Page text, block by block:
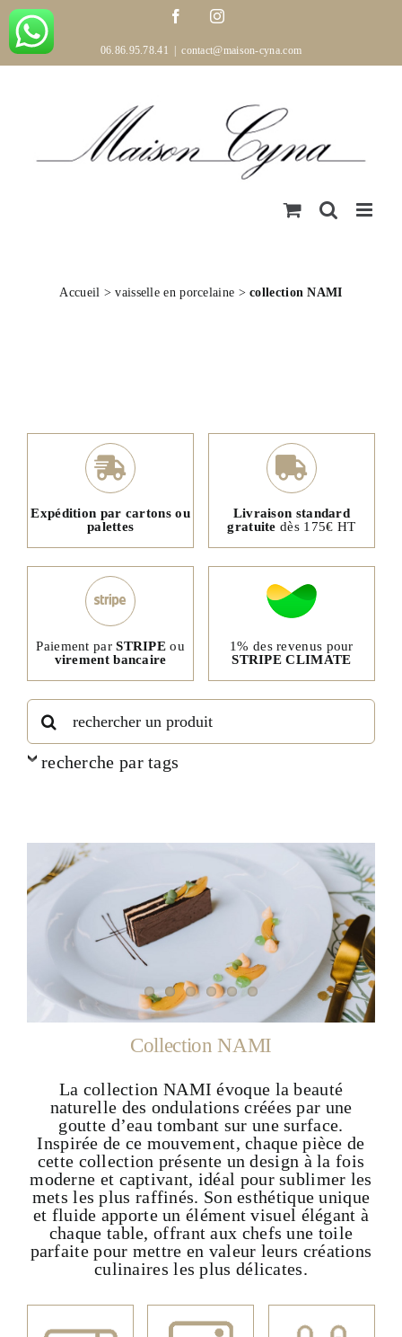
Passer
au
contenu
FacebookInstagram
06.86.95.78.41 contact@maison-cyna.com
Accueil >vaisselle en porcelaine >collection NAMI
Expédition par cartons ou
palettes
Livraison standard
gratuite dès 175€ HT
Paiement parSTRIPE ou
virement bancaire
1% des revenus pour
STRIPE CLIMATE
Rechercher:
recherche par tags
Collection NAMI
La collection NAMI évoque la beauté
naturelle des ondulations créées par une
goutte d’eau tombant sur une surface.
Inspirée de ce mouvement, chaque pièce de
cette collection présente un design à la fois
moderne et captivant, idéal pour sublimer les
mets les plus raffinés. Son esthétique unique
et fluide apporte un élément visuel élégant à
chaque table, offrant aux chefs une toile
parfaite pour mettre en valeur leurs créations
culinaires les plus délicates.